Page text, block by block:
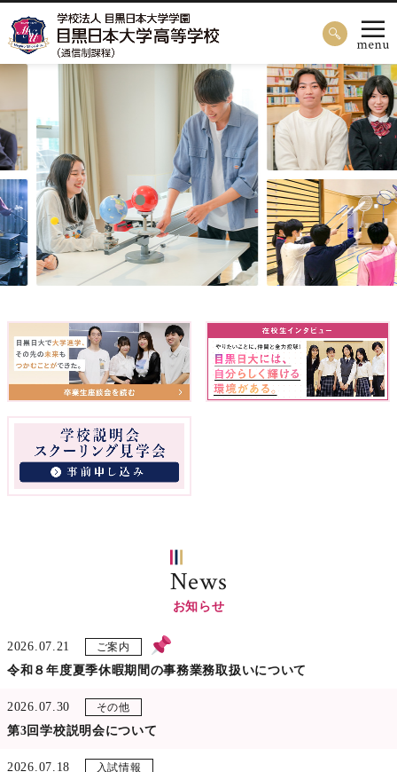
News
お知らせ
2026.07.21 ご案内
令和８年度夏季休暇期間の事務業務取扱いについて
2026.07.30 その他
第3回学校説明会について
2026.07.18 入試情報